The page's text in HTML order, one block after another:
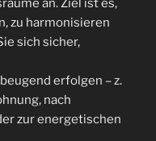
an. Ziel ist es,
zu harmonisieren
sich sicher,
erfolgen – z.
nach
zur energetischen